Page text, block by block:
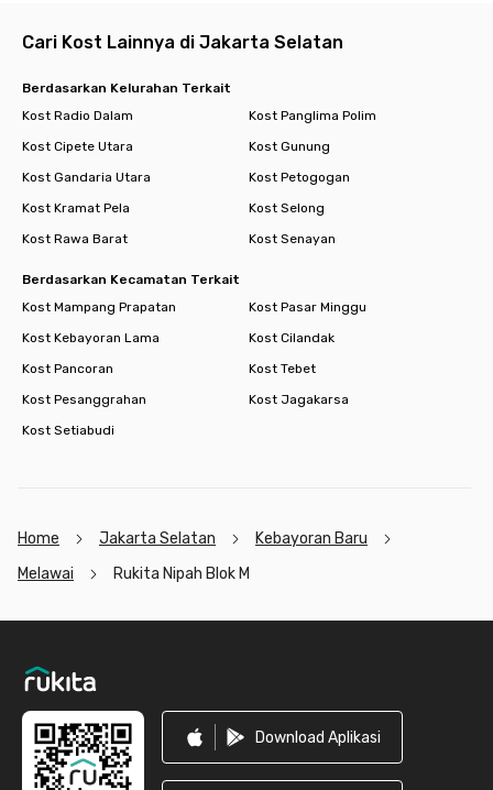
Cari Kost Lainnya di Jakarta Selatan
Berdasarkan Kelurahan Terkait
Kost Radio Dalam
Kost Panglima Polim
Kost Cipete Utara
Kost Gunung
Kost Gandaria Utara
Kost Petogogan
Kost Kramat Pela
Kost Selong
Kost Rawa Barat
Kost Senayan
Berdasarkan Kecamatan Terkait
Kost Mampang Prapatan
Kost Pasar Minggu
Kost Kebayoran Lama
Kost Cilandak
Kost Pancoran
Kost Tebet
Kost Pesanggrahan
Kost Jagakarsa
Kost Setiabudi
Home Jakarta Selatan
Kebayoran Baru
Melawai
Rukita Nipah Blok M
Download Aplikasi